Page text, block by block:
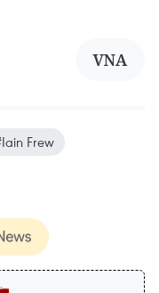
VNA
Frew